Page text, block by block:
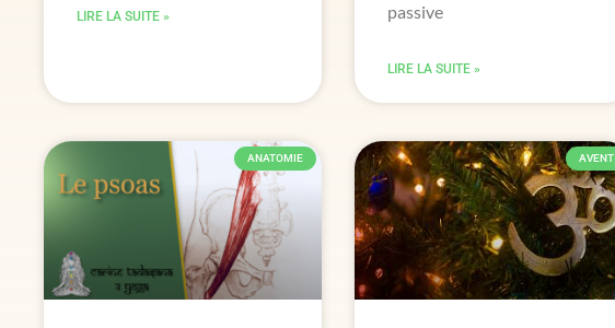
LIRE LA SUITE »
passive
LIRE LA SUITE »
ANATOMIE AVENT